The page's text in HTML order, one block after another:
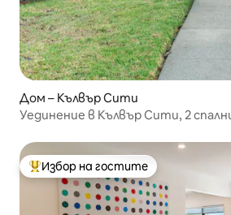
Дом – Кълвър Сити
Уединение в Кълвър Сити, 2
Най-популярен избор на гостите
Избор на гостите